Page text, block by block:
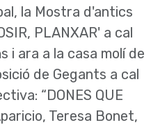
la Mostra d'antics
PLANXAR' a cal
i ara a la casa molí de
de Gegants a cal
“DONES QUE
Teresa Bonet,